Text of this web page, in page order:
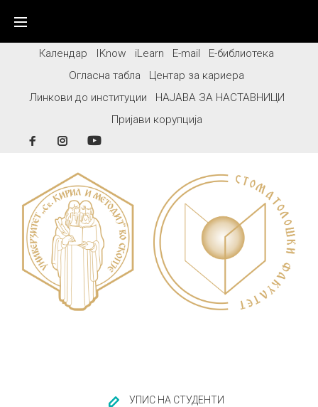
contentКалендар IKnow iLearn E-mail
Е-библиотека
Огласна табла
Центар за кариера
Линкови до институции
НАЈАВА ЗА НАСТАВНИЦИ
Пријави корупција
FacebookInstagram
УПИС НА СТУДЕНТИ